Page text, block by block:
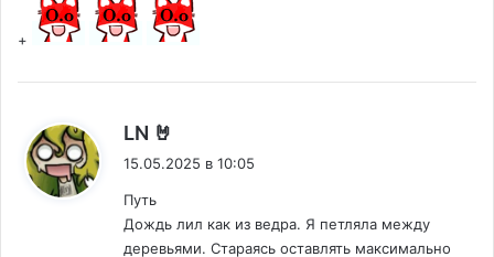
+
LN 🤘
15.05.2025 в 10:05
Путь
Дождь лил как из ведра. Я петляла между
деревьями. Стараясь оставлять максимально